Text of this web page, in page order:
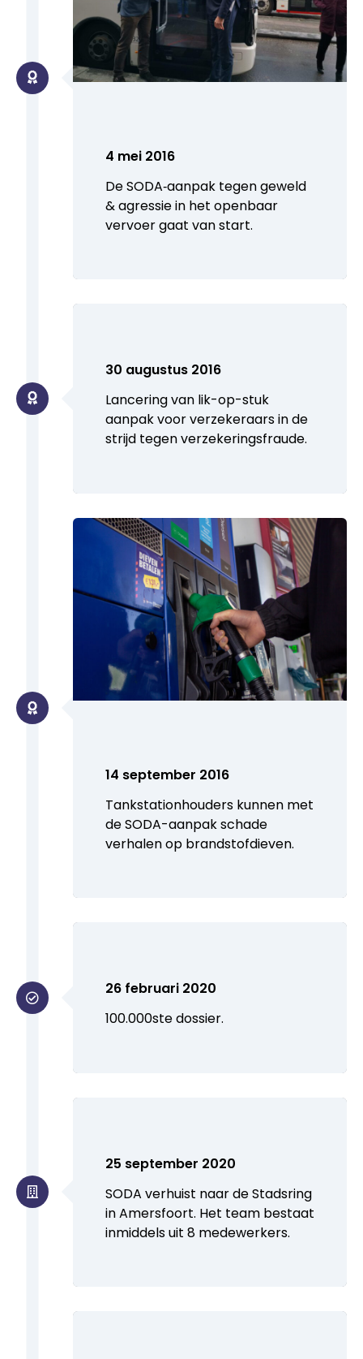
4 mei 2016
De SODA‑aanpak tegen geweld
& agressie in het openbaar
vervoer gaat van start.
30 augustus 2016
Lancering van lik-op-stuk
aanpak voor verzekeraars in de
strijd tegen verzekeringsfraude.
14 september 2016
Tankstationhouders kunnen met
de SODA-aanpak schade
verhalen op brandstofdieven.
26 februari 2020
100.000ste dossier.
25 september 2020
SODA verhuist naar de Stadsring
in Amersfoort. Het team bestaat
inmiddels uit 8 medewerkers.